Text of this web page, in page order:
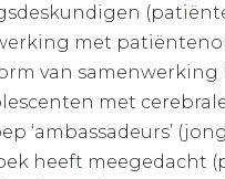
met
van
met
‘ambassadeurs’
heeft meegedacht